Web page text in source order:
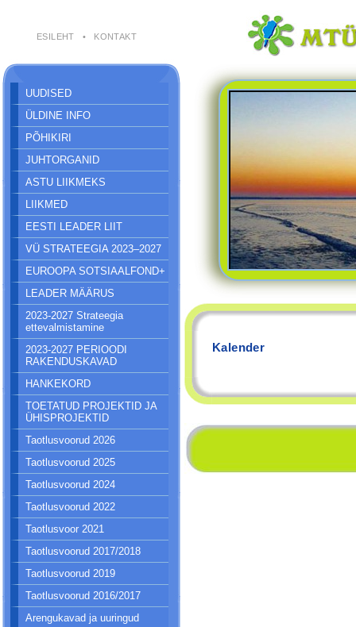
ESILEHT • KONTAKT
UUDISED
ÜLDINE INFO
PÕHIKIRI
JUHTORGANID
ASTU LIIKMEKS
LIIKMED
EESTI LEADER LIIT
VÜ STRATEEGIA 2023–2027
EUROOPA SOTSIAALFOND+
LEADER MÄÄRUS
2023-2027 Strateegia
ettevalmistamine
2023-2027 PERIOODI
RAKENDUSKAVAD
HANKEKORD
TOETATUD PROJEKTID JA
ÜHISPROJEKTID
Taotlusvoorud 2026
Taotlusvoorud 2025
Taotlusvoorud 2024
Taotlusvoorud 2022
Taotlusvoor 2021
Taotlusvoorud 2017/2018
Taotlusvoorud 2019
Taotlusvoorud 2016/2017
Arengukavad ja uuringud
Kalender